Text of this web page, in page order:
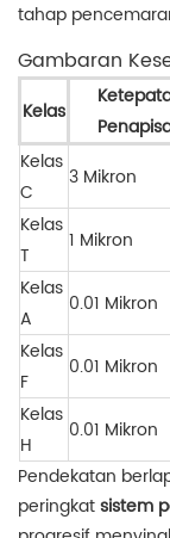
tahap
Gambaran
Kelas
Kelas
C
3 Mikron
Kelas
T
1 Mikron
Kelas
A
0.01 Mikron
Kelas
F
0.01 Mikron
Kelas
H
0.01 Mikron
Pendekatan
peringkatsistem